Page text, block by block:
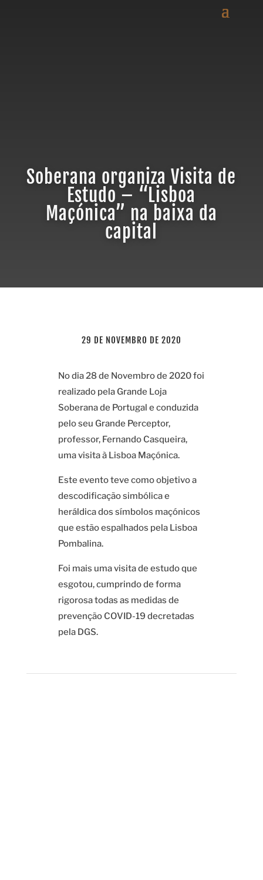
Soberana organiza Visita de
Estudo – “Lisboa
Maçónica” na baixa da
capital
29 DE NOVEMBRO DE 2020
No dia 28 de Novembro de 2020 foi
realizado pela Grande Loja
Soberana de Portugal e conduzida
pelo seu Grande Perceptor,
professor, Fernando Casqueira,
uma visita à Lisboa Maçónica.
Este evento teve como objetivo a
descodificação simbólica e
heráldica dos símbolos maçónicos
que estão espalhados pela Lisboa
Pombalina.
Foi mais uma visita de estudo que
esgotou, cumprindo de forma
rigorosa todas as medidas de
prevenção COVID-19 decretadas
pela DGS.